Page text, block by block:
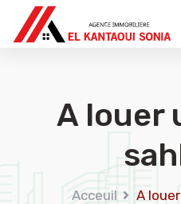
A louer
Acceuil A